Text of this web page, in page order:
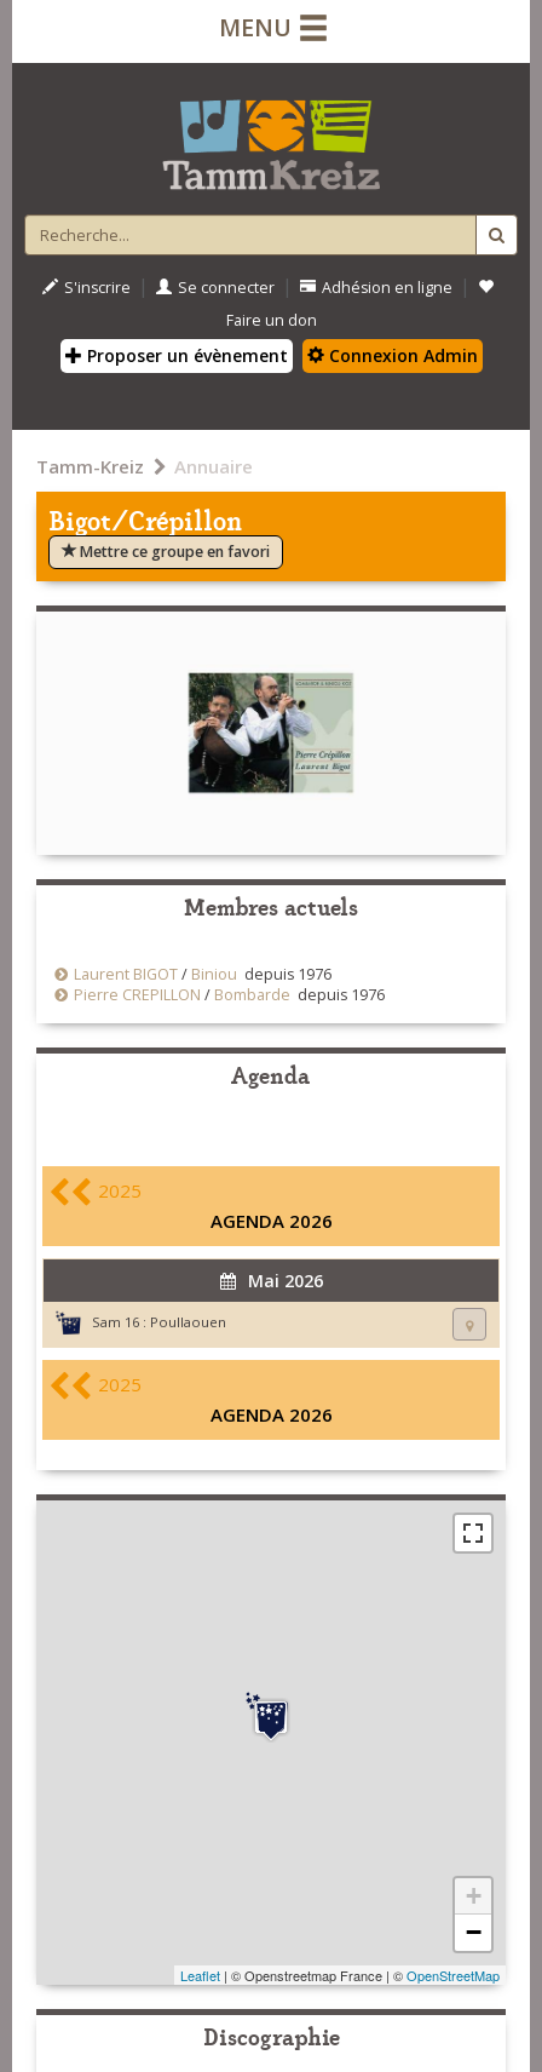
MENU
S'inscrire | Se connecter | Adhésion en ligne |
Faire un don
Proposer un évènement Connexion Admin
Tamm-Kreiz Annuaire
Bigot/Crépillon
Mettre ce groupe en favori
Membres actuels
Laurent BIGOT/ Biniou depuis 1976
Pierre CREPILLON / Bombarde depuis 1976
Agenda
2025
AGENDA 2026
Mai 2026
Sam 16 : Poullaouen
2025
AGENDA 2026
+
−
Leaflet | © Openstreetmap France | ©OpenStreetMap
Discographie